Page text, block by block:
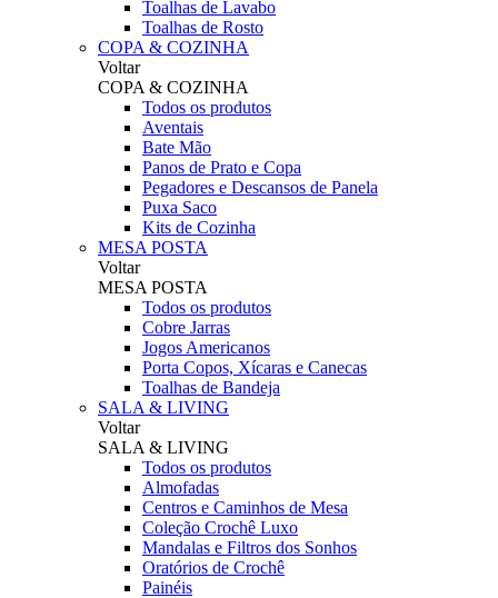
Toalhas de Lavabo
Toalhas de Rosto
COPA & COZINHA
Voltar
COPA & COZINHA
Todos os produtos
Aventais
Bate Mão
Panos de Prato e Copa
Pegadores e Descansos de Panela
Puxa Saco
Kits de Cozinha
MESA POSTA
Voltar
MESA POSTA
Todos os produtos
Cobre Jarras
Jogos Americanos
Porta Copos, Xícaras e Canecas
Toalhas de Bandeja
SALA & LIVING
Voltar
SALA & LIVING
Todos os produtos
Almofadas
Centros e Caminhos de Mesa
Coleção Crochê Luxo
Mandalas e Filtros dos Sonhos
Oratórios de Crochê
Painéis